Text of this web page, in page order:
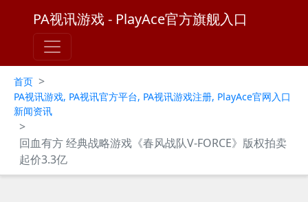
PA视讯游戏 - PlayAce官方旗舰入口
首页 >
PA视讯游戏, PA视讯官方平台, PA视讯游戏注册, PlayAce官网入口
新闻资讯
>
回血有方 经典战略游戏《春风战队V-FORCE》版权拍卖
起价3.3亿